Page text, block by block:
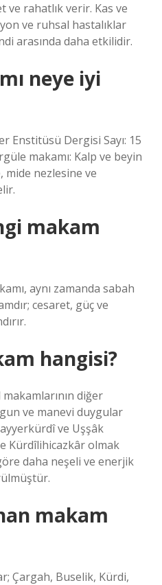
ve rahatlık verir. Kas ve
ve ruhsal hastalıklar
arasında daha etkilidir.
neye iyi
Enstitüsü Dergisi Sayı: 15
makamı: Kalp ve beyin
mide nezlesine ve
makam
aynı zamanda sabah
cesaret, güç ve
hangisi?
diğer
ve manevi duygular
ve Uşşâk
Kürdîlihicazkâr olmak
daha neşeli ve enerjik
makam
Çargah, Buselik, Kürdi,